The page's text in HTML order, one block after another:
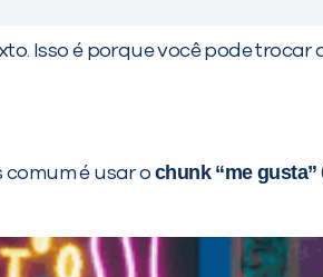
Isso é porque você pode trocar
comum é usar ochunk “me gusta”